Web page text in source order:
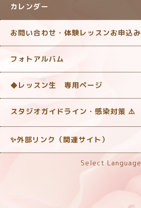
カレンダー
お問い合わせ・体験レッスンお申込み
フォトアルバム
◆レッスン生 専用ページ
スタジオガイドライン・感染対策 ‎⚠️
✨外部リンク（関連サイト）
Select Language